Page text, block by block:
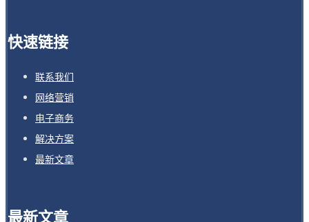
快速链接
联系我们
网络营销
电子商务
解决方案
最新文章
最新文章